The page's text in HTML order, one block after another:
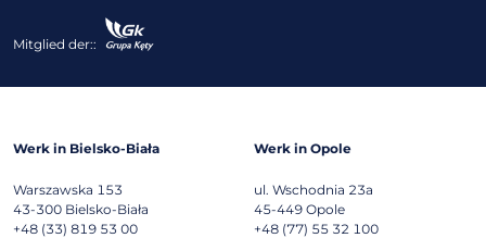
Mitglied der::
Werk in Bielsko-Biała
Warszawska 153
43-300 Bielsko-Biała
+48 (33) 819 53 00
Werk in Opole
ul. Wschodnia 23a
45-449 Opole
+48 (77) 55 32 100